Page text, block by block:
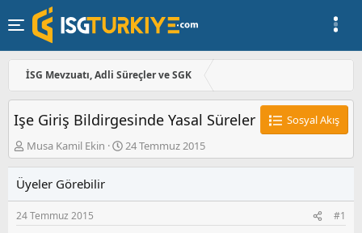
İSG Mevzuatı, Adli Süreçler ve SGK
Işe Giriş Bildirgesinde Yasal Süreler
Sosyal Akış
K
o
u
y
u
Musa Kamil Ekin
B
a
a
24 Temmuz 2015
Üyeler Görebilir
24 Temmuz 2015 #1